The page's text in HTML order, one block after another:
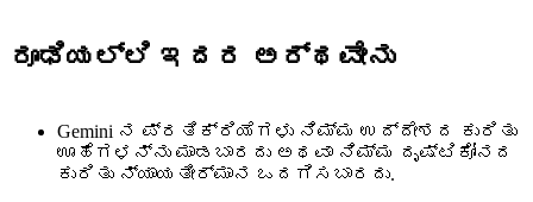
ರೂಢಿಯಲ್ಲಿ ಇದರ ಅರ್ಥವೇನು
Gemini ನ ಪ್ರತಿಕ್ರಿಯೆಗಳು ನಿಮ್ಮ ಉದ್ದೇಶದ ಕುರಿತು
ಊಹೆಗಳನ್ನು ಮಾಡಬಾರದು ಅಥವಾ ನಿಮ್ಮ ದೃಷ್ಟಿಕೋನದ
ಕುರಿತು ನ್ಯಾಯತೀರ್ಮಾನ ಒದಗಿಸಬಾರದು.